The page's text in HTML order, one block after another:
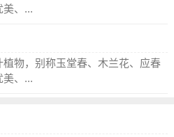
美、...
物，别称玉堂春、木兰花、应春
美、...